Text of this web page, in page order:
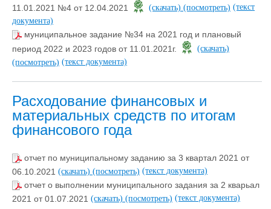
11.01.2021 №4 от 12.04.2021
(скачать) (посмотреть) (текст
документа)
муниципальное задание №34 на 2021 год и плановый
период 2022 и 2023 годов от 11.01.2021г.
(скачать)
(посмотреть) (текст документа)
Расходование финансовых и
материальных средств по итогам
финансового года
отчет по муниципальному заданию за 3 квартал 2021 от
06.10.2021 (скачать) (посмотреть) (текст документа)
отчет о выполнении муниципального задания за 2 кварьал
2021 от 01.07.2021 (скачать) (посмотреть) (текст документа)